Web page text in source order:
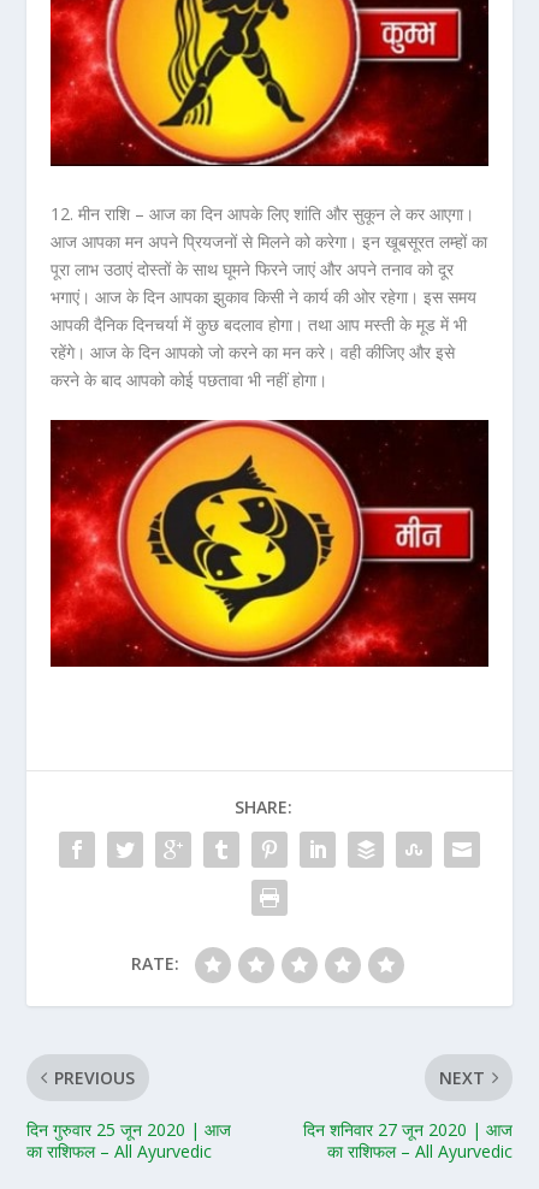
12. मीन राशि – आज का दिन आपके लिए शांति और सुकून ले कर आएगा।
आज आपका मन अपने प्रियजनों से मिलने को करेगा। इन खूबसूरत लम्हों का
पूरा लाभ उठाएं दोस्तों के साथ घूमने फिरने जाएं और अपने तनाव को दूर
भगाएं। आज के दिन आपका झुकाव किसी ने कार्य की ओर रहेगा। इस समय
आपकी दैनिक दिनचर्या में कुछ बदलाव होगा। तथा आप मस्ती के मूड में भी
रहेंगे। आज के दिन आपको जो करने का मन करे। वही कीजिए और इसे
करने के बाद आपको कोई पछतावा भी नहीं होगा।
SHARE:
RATE:
PREVIOUS
दिन गुरुवार 25 जून 2020 | आज
का राशिफल – All Ayurvedic
NEXT
दिन शनिवार 27 जून 2020 | आज
का राशिफल – All Ayurvedic